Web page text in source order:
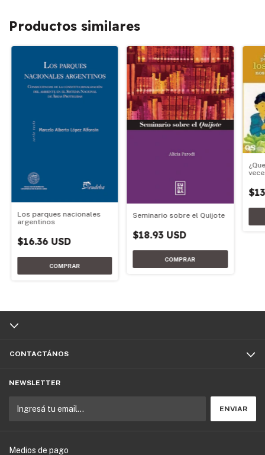
Productos similares
Los parques nacionales
argentinos
$16.36 USD
Seminario sobre el Quijote
$18.93 USD
CONTACTÁNOS
NEWSLETTER
Medios de pago